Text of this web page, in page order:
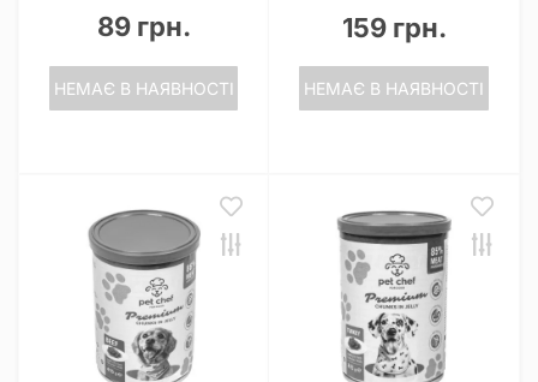
89 грн.
НЕМАЄ В НАЯВНОСТІ
159 грн.
НЕМАЄ В НАЯВНОСТІ